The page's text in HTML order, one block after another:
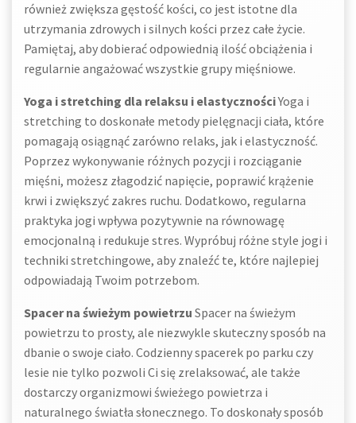
również zwiększa gęstość kości, co jest istotne dla
utrzymania zdrowych i silnych kości przez całe życie.
Pamiętaj, aby dobierać odpowiednią ilość obciążenia i
regularnie angażować wszystkie grupy mięśniowe.
Yoga i stretching dla relaksu i elastycznościYoga i
stretching to doskonałe metody pielęgnacji ciała, które
pomagają osiągnąć zarówno relaks, jak i elastyczność.
Poprzez wykonywanie różnych pozycji i rozciąganie
mięśni, możesz złagodzić napięcie, poprawić krążenie
krwi i zwiększyć zakres ruchu. Dodatkowo, regularna
praktyka jogi wpływa pozytywnie na równowagę
emocjonalną i redukuje stres. Wypróbuj różne style jogi i
techniki stretchingowe, aby znaleźć te, które najlepiej
odpowiadają Twoim potrzebom.
Spacer na świeżym powietrzu Spacer na świeżym
powietrzu to prosty, ale niezwykle skuteczny sposób na
dbanie o swoje ciało. Codzienny spacerek po parku czy
lesie nie tylko pozwoli Ci się zrelaksować, ale także
dostarczy organizmowi świeżego powietrza i
naturalnego światła słonecznego. To doskonały sposób